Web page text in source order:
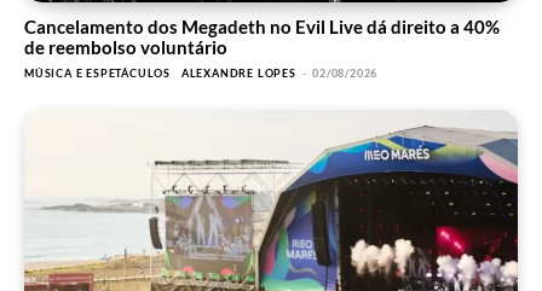
Cancelamento dos Megadeth no Evil Live dá direito a 40%
de reembolso voluntário
MÚSICA E ESPETÁCULOS ALEXANDRE LOPES - 02/08/2026